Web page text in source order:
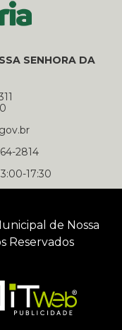
SENHORA DA
2814
17:30
de Nossa
Reservados